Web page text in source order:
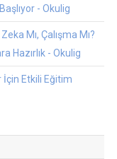
- Okulig
Zeka Mı, Çalışma Mı?
Hazırlık - Okulig
Etkili Eğitim